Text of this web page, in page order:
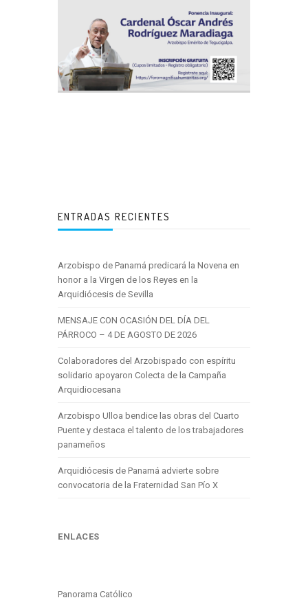
ENTRADAS RECIENTES
Arzobispo de Panamá predicará la Novena en
honor a la Virgen de los Reyes en la
Arquidiócesis de Sevilla
MENSAJE CON OCASIÓN DEL DÍA DEL
PÁRROCO – 4 DE AGOSTO DE 2026
Colaboradores del Arzobispado con espíritu
solidario apoyaron Colecta de la Campaña
Arquidiocesana
Arzobispo Ulloa bendice las obras del Cuarto
Puente y destaca el talento de los trabajadores
panameños
Arquidiócesis de Panamá advierte sobre
convocatoria de la Fraternidad San Pío X
ENLACES
Panorama Católico